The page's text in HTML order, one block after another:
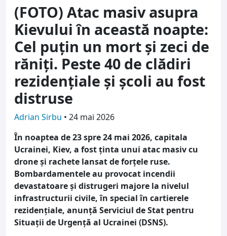
(FOTO) Atac masiv asupra
Kievului în această noapte:
Cel puțin un mort și zeci de
răniți. Peste 40 de clădiri
rezidențiale și școli au fost
distruse
Adrian Sirbu • 24 mai 2026
În noaptea de 23 spre 24 mai 2026, capitala
Ucrainei, Kiev, a fost ținta unui atac masiv cu
drone și rachete lansat de forțele ruse.
Bombardamentele au provocat incendii
devastatoare și distrugeri majore la nivelul
infrastructurii civile, în special în cartierele
rezidențiale, anunță Serviciul de Stat pentru
Situații de Urgență al Ucrainei (DSNS).